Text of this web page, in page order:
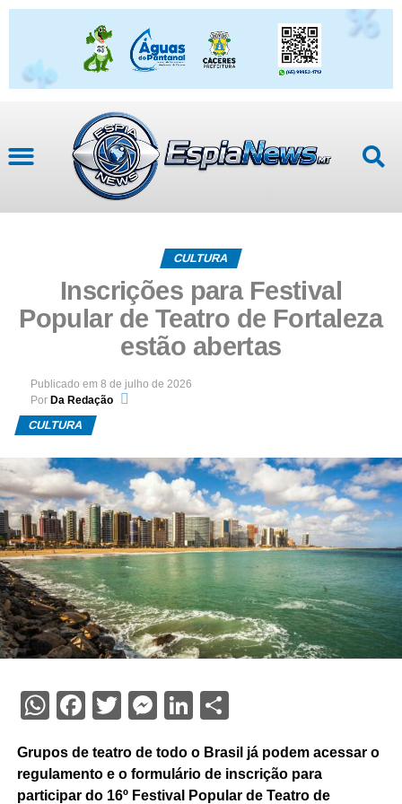
CULTURA
Inscrições para Festival
Popular de Teatro de Fortaleza
estão abertas
Publicado em 8 de julho de 2026
Por Da Redação
CULTURA
WhatsApp
Facebook
Twitter
Messenger
LinkedIn
Share
Grupos de teatro de todo o Brasil já podem acessar o
regulamento e o formulário de inscrição para
participar do 16º Festival Popular de Teatro de